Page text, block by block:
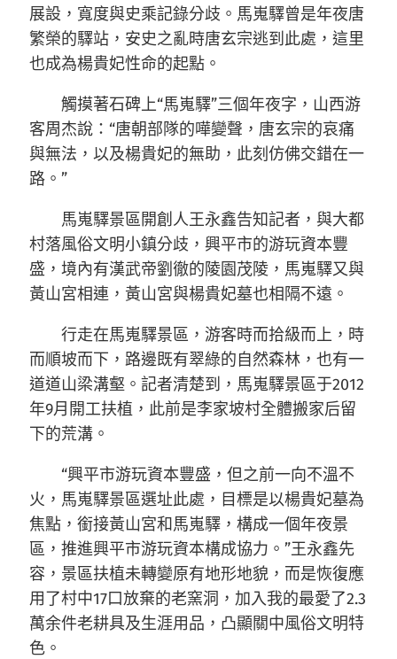
展設，寬度與史乘記錄分歧。馬嵬驛曾是年夜唐
繁榮的驛站，安史之亂時唐玄宗逃到此處，這里
也成為楊貴妃性命的起點。
觸摸著石碑上“馬嵬驛”三個年夜字，山西游
客周杰說：“唐朝部隊的嘩變聲，唐玄宗的哀痛
與無法，以及楊貴妃的無助，此刻仿佛交錯在一
路。”
馬嵬驛景區開創人王永鑫告知記者，與大都
村落風俗文明小鎮分歧，興平市的游玩資本豐
盛，境內有漢武帝劉徹的陵園茂陵，馬嵬驛又與
黃山宮相連，黃山宮與楊貴妃墓也相隔不遠。
行走在馬嵬驛景區，游客時而拾級而上，時
而順坡而下，路邊既有翠綠的自然森林，也有一
道道山梁溝壑。記者清楚到，馬嵬驛景區于2012
年9月開工扶植，此前是李家坡村全體搬家后留
下的荒溝。
“興平市游玩資本豐盛，但之前一向不溫不
火，馬嵬驛景區選址此處，目標是以楊貴妃墓為
焦點，銜接黃山宮和馬嵬驛，構成一個年夜景
區，推進興平市游玩資本構成協力。”王永鑫先
容，景區扶植未轉變原有地形地貌，而是恢復應
用了村中17口放棄的老窯洞，加入我的最愛了2.3
萬余件老耕具及生涯用品，凸顯關中風俗文明特
色。